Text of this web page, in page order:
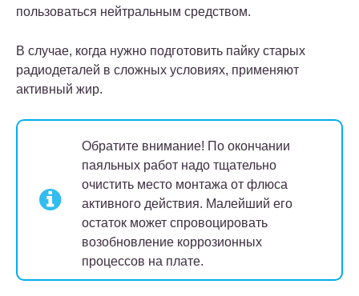
пользоваться нейтральным средством.
В случае, когда нужно подготовить пайку старых
радиодеталей в сложных условиях, применяют
активный жир.
Обратите внимание! По окончании
паяльных работ надо тщательно
очистить место монтажа от флюса
активного действия. Малейший его
остаток может спровоцировать
возобновление коррозионных
процессов на плате.